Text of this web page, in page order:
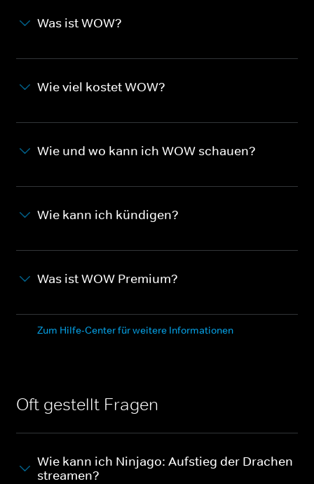
Was ist WOW?
Wie viel kostet WOW?
Wie und wo kann ich WOW schauen?
Wie kann ich kündigen?
Was ist WOW Premium?
Zum Hilfe-Center für weitere Informationen
Oft gestellt Fragen
Wie kann ich Ninjago: Aufstieg der Drachen
streamen?